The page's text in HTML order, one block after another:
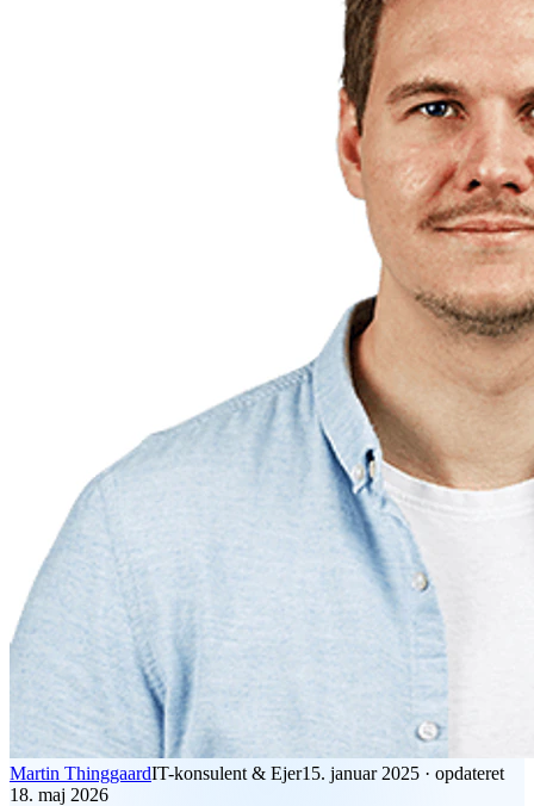
Martin ThinggaardIT-konsulent & Ejer15. januar 2025 · opdateret
18. maj 2026